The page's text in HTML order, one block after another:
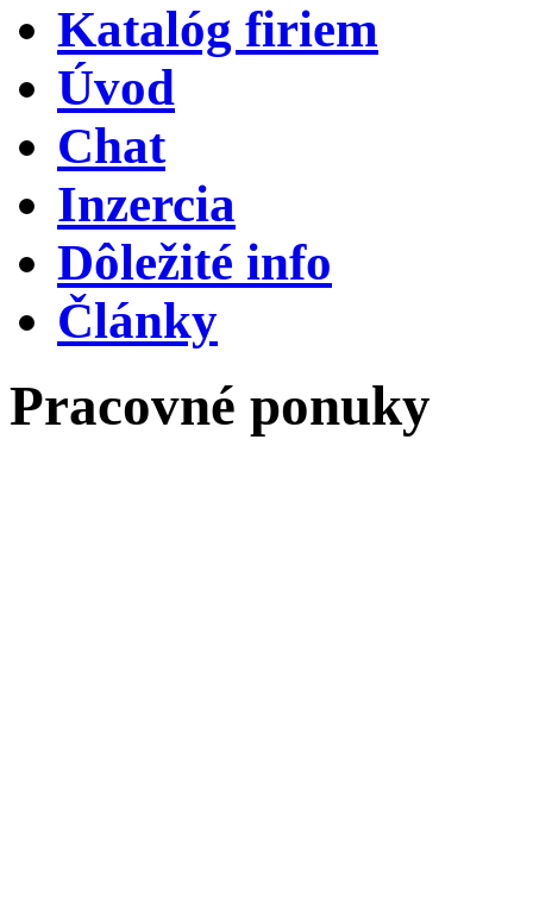
Katalóg firiem
Úvod
Chat
Inzercia
Dôležité info
Články
Pracovné ponuky